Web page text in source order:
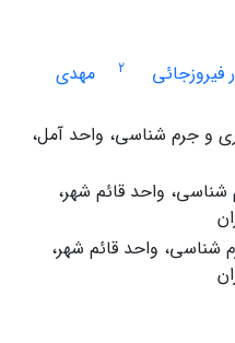
2
مهدی
و جرم شناسی، واحد آمل،
شناسی، واحد قائم شهر،
شناسی، واحد قائم شهر،